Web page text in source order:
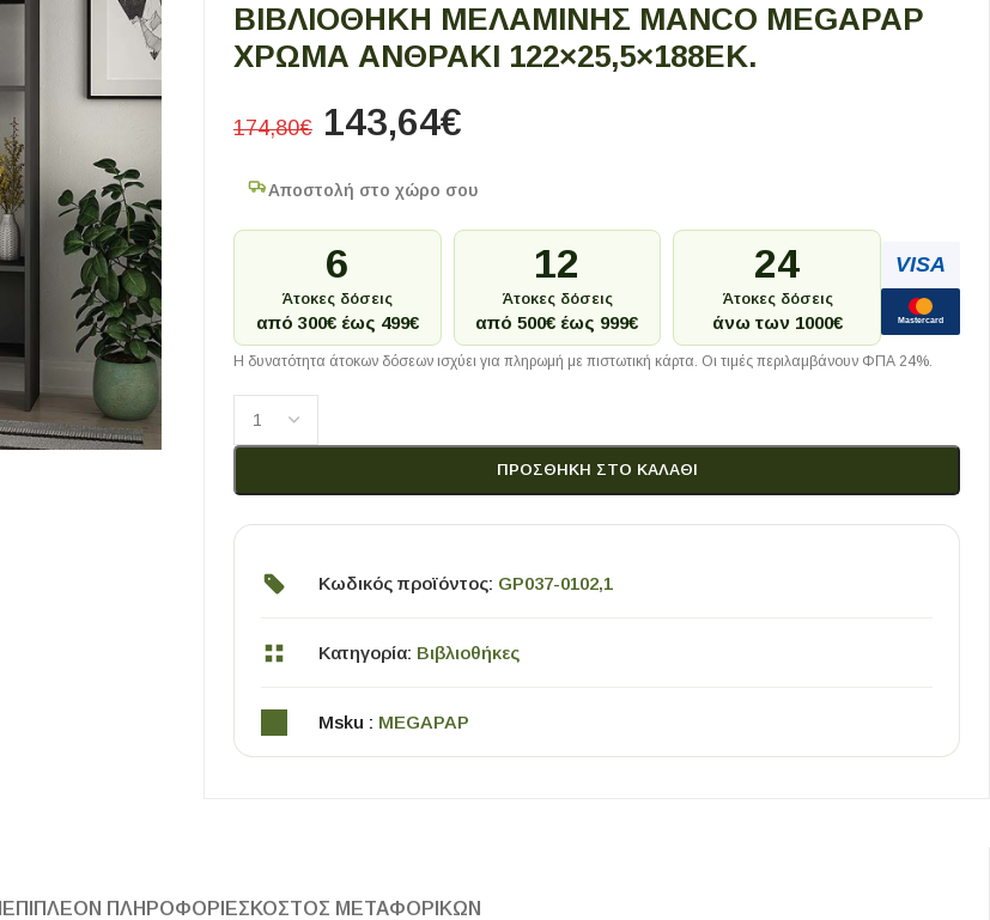
ΒΙΒΛΙΟΘΉΚΗ ΜΕΛΑΜΊΝΗΣ MANCO MEGAPAP
ΧΡΏΜΑ ΑΝΘΡΑΚΊ 122×25,5×188ΕΚ.
174,80€ 143,64€
Αποστολή στο χώρο σου
6
Άτοκες δόσεις
από 300€ έως 499€
12
Άτοκες δόσεις
από 500€ έως 999€
24
Άτοκες δόσεις
άνω των 1000€
VISA
Mastercard
Η δυνατότητα άτοκων δόσεων ισχύει για πληρωμή με πιστωτική κάρτα. Οι τιμές περιλαμβάνουν ΦΠΑ 24%.
ΠΡΟΣΘΉΚΗ ΣΤΟ ΚΑΛΆΘΙ
Κωδικός προϊόντος: GP037-0102,1
Κατηγορία: Βιβλιοθήκες
Msku : MEGAPAP
ΕΠΙΠΛΈΟΝ ΠΛΗΡΟΦΟΡΊΕΣ ΚΌΣΤΟΣ ΜΕΤΑΦΟΡΙΚΏΝ